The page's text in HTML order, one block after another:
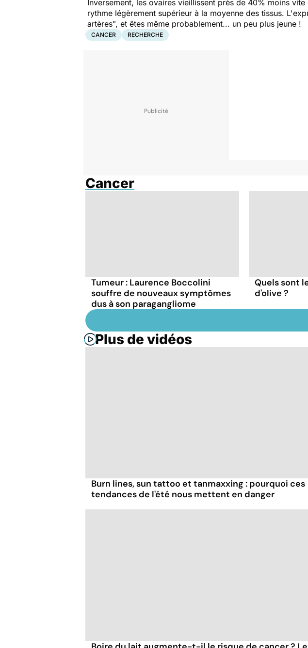
Inversement, les ovaires vieillissent près de 40% moins
rythme légèrement supérieur à la moyenne des tissus.
artères", et êtes même probablement... un peu plus jeune !
CANCER RECHERCHE
Cancer
Tumeur : Laurence Boccolini
souffre de nouveaux symptômes
dus à son paragangliome
Quels sont
d'olive ?
Plus de vidéos
Burn lines, sun tattoo et tanmaxxing : pourquoi ces
tendances de l'été nous mettent en danger